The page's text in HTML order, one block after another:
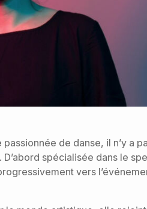
passionnée de danse, il n’y a
D’abord spécialisée dans le
vers